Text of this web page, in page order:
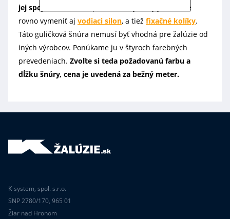
jej spojku
. Keď už sa pustíte do výmeny je vhodné
rovno vymeniť aj vodiaci silon, a tiež fixačné kolíky.
Táto guličková šnúra nemusí byť vhodná pre žalúzie od
iných výrobcov. Ponúkame ju v štyroch farebných
prevedeniach. Zvoľte si teda požadovanú farbu a
dĺžku šnúry, cena je uvedená za bežný meter.
K-system, spol. s.r.o.
SNP 2780/170, 965 01
Žiar nad Hronom